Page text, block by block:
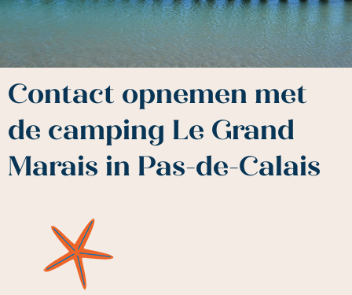
Contact opnemen met
de camping Le Grand
Marais in Pas-de-Calais